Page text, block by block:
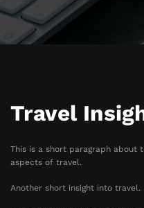
Travel
This is a short paragraph about
aspects of travel.
Another short insight into travel.